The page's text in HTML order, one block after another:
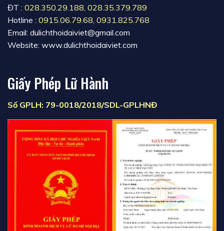
ĐT : 028.350.29.188, 028.35.379.789
Hotline : 0915.06.79.68, 0931.825.768
Email: dulichthoidaiviet@gmail.com
Website: www.dulichthoidaiviet.com
Giấy Phép Lữ Hành
Số GPLH: 79-0018/2018/SDL-GPLHNĐ